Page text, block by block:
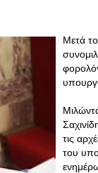
Μετά
τις
του